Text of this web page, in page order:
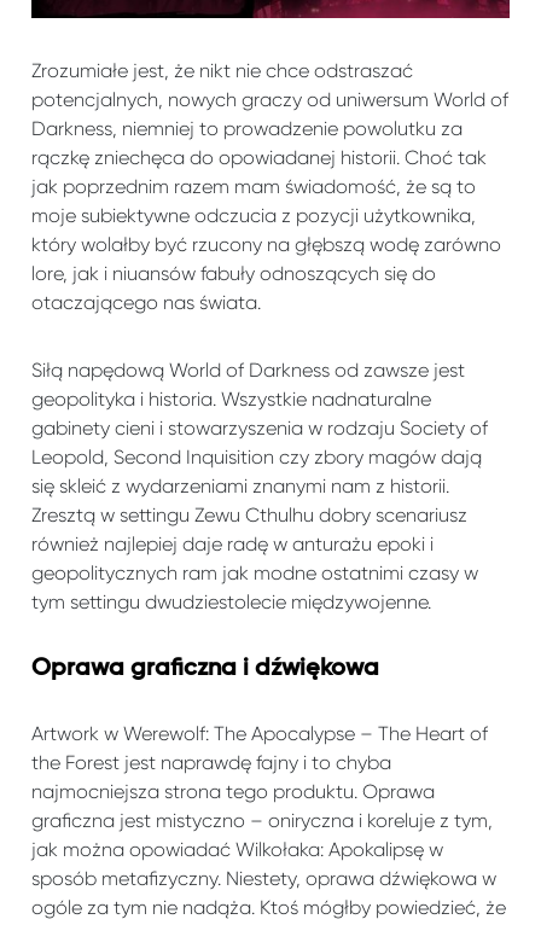
Zrozumiałe jest, że nikt nie chce odstraszać
potencjalnych, nowych graczy od uniwersumWorld of
Darkness, niemniej to prowadzenie powolutku za
rączkę zniechęca do opowiadanej historii. Choć tak
jak poprzednim razem mam świadomość, że są to
moje subiektywne odczucia z pozycji użytkownika,
który wolałby być rzucony na głębszą wodę zarówno
lore, jak i niuansów fabuły odnoszących się do
otaczającego nas świata.
Siłą napędowąWorld of Darkness od zawsze jest
geopolityka i historia. Wszystkie nadnaturalne
gabinety cieni i stowarzyszenia w rodzaju Society of
Leopold, Second Inquisition czy zbory magów dają
się skleić z wydarzeniami znanymi nam z historii.
Zresztą w settingu Zewu Cthulhu dobry scenariusz
również najlepiej daje radę w anturażu epoki i
geopolitycznych ram jak modne ostatnimi czasy w
tym settingu dwudziestolecie międzywojenne.
Oprawa graficzna i dźwiękowa
Artwork w Werewolf: The Apocalypse – The Heart of
the Forest jest naprawdę fajny i to chyba
najmocniejsza strona tego produktu. Oprawa
graficzna jest mistyczno – oniryczna i koreluje z tym,
jak można opowiadać Wilkołaka: Apokalipsę w
sposób metafizyczny. Niestety, oprawa dźwiękowa w
ogóle za tym nie nadąża. Ktoś mógłby powiedzieć, że